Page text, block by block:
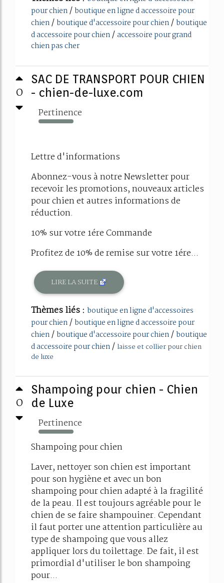
pour chien/boutique en ligne d accessoire pour
chien/boutique d'accessoire pour chien/boutique
d accessoire pour chien/ accessoire pour grand
chien pas cher
0
SAC DE TRANSPORT POUR CHIEN
- chien-de-luxe.com
Pertinence
402%
Lettre d'informations
Abonnez-vous à notre Newsletter pour
recevoir les promotions, nouveaux articles
pour chien et autres informations de
réduction.
10% sur votre 1ére Commande
Profitez de 10% de remise sur votre 1ére...
LIRE LA SUITE
Thèmes liés : boutique en ligne d'accessoires
pour chien/boutique en ligne d accessoire pour
chien/boutique d'accessoire pour chien/boutique
d accessoire pour chien/ laisse et collier pour chien
de luxe
0
Shampoing pour chien - Chien
de Luxe
Pertinence
316%
Shampoing pour chien
Laver, nettoyer son chien est important
pour son hygiène et avec un bon
shampoing pour chien adapté à la fragilité
de la peau. Il est toujours agréable pour le
chien de se faire shampouiner. Cependant
il faut porter une attention particulière au
type de shampoing que vous allez
appliquer lors du toilettage. De fait, il est
primordial d'utiliser le bon shampoing
pour...